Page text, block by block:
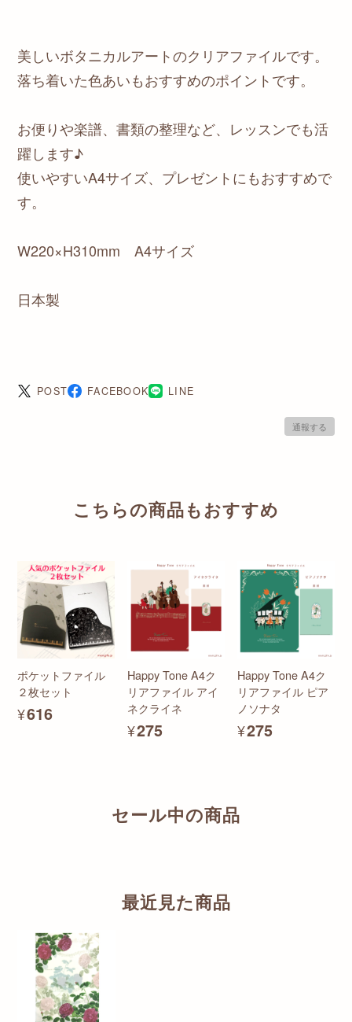
美しいボタニカルアートのクリアファイルです。
落ち着いた色あいもおすすめのポイントです。
お便りや楽譜、書類の整理など、レッスンでも活
躍します♪
使いやすいA4サイズ、プレゼントにもおすすめで
す。
W220×H310mm A4サイズ
日本製
POST FACEBOOK LINE
通報する
こちらの商品もおすすめ
ポケットファイル
２枚セット
¥616
Happy Tone A4ク
リアファイル アイ
ネクライネ
¥275
Happy Tone A4ク
リアファイル ピア
ノソナタ
¥275
セール中の商品
最近見た商品